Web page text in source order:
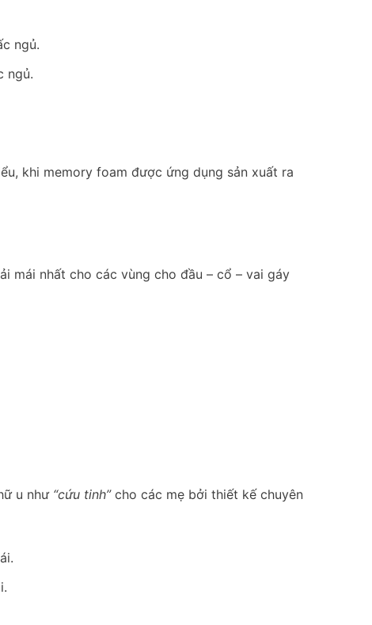
ngủ.
khi memory foam được ứng dụng sản xuất ra
mái nhất cho các vùng cho đầu – cổ – vai gáy
u như “cứu tinh”cho các mẹ bởi thiết kế chuyên